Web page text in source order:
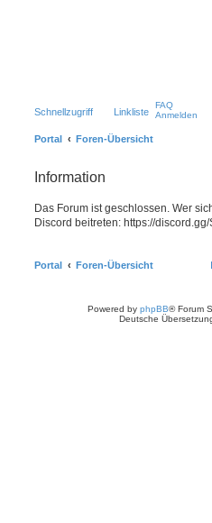
Schnellzugriff Linkliste
FAQ
Anmelden
Portal Foren-Übersicht
Information
Das Forum ist geschlossen. Wer
Discord beitreten: https://
Portal Foren-Übersicht
Powered by phpBB® Forum
Deutsche